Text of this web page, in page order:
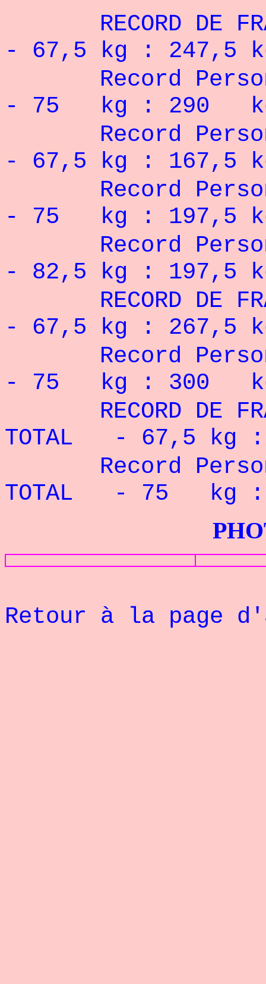
RECORD DE
- 67,5 kg : 247,5
Record
- 75 kg : 290
Record
- 67,5 kg : 167,5
Record
- 75 kg : 197,5
Record
- 82,5 kg : 197,5
RECORD DE
- 67,5 kg : 267,5
Record
- 75 kg : 300
RECORD DE
TOTAL - 67,5 kg :
Record
TOTAL - 75 kg
PHOTOS
Retour à la page